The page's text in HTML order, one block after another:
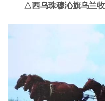
△西乌珠穆沁旗乌兰